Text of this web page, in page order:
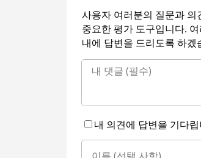
사용자 여러분의 질문과
중요한 평가 도구입니다.
내에 답변을 드리도록 하겠
내 의견에 답변을 기다